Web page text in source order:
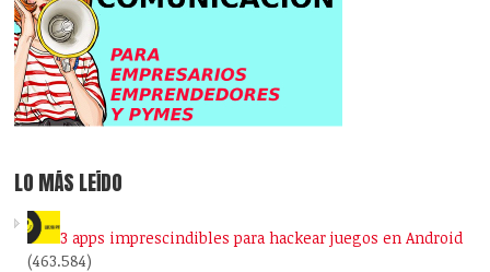
LO MÁS LEÍDO
3 apps imprescindibles para hackear juegos en Android
(463.584)